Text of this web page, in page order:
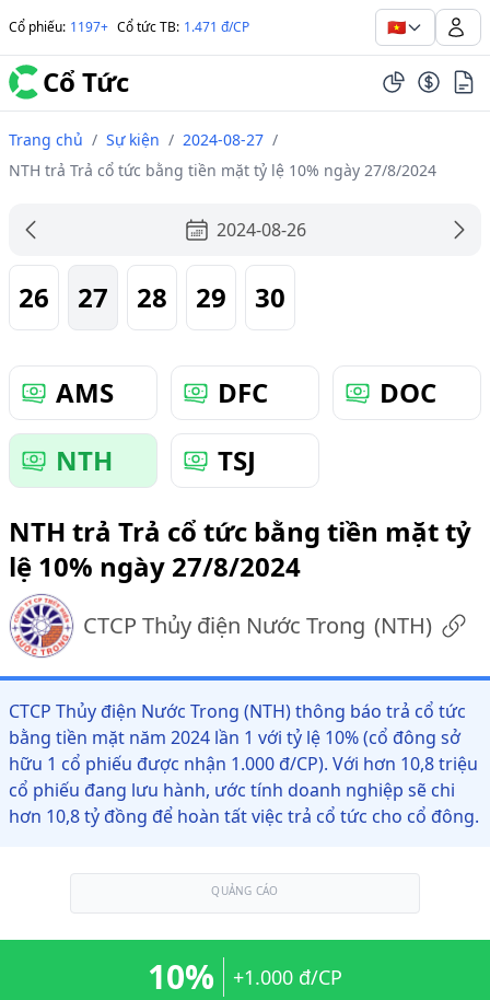
Cổ phiếu: 1197+ Cổ tức TB: 1.471 đ/CP 🇻🇳
Cổ Tức
Trang chủ / Sự kiện / 2024-08-27 /
NTH trả Trả cổ tức bằng tiền mặt tỷ lệ 10% ngày 27/8/2024
2024-08-26
26 27 28 29 30
AMS DFC
DOC
NTH
TSJ
NTH trả Trả cổ tức bằng tiền mặt tỷ
lệ 10% ngày 27/8/2024
CTCP Thủy điện Nước Trong (NTH)
CTCP Thủy điện Nước Trong (NTH) thông báo trả cổ tức
bằng tiền mặt năm 2024 lần 1 với tỷ lệ 10% (cổ đông sở
hữu 1 cổ phiếu được nhận 1.000 đ/CP). Với hơn 10,8 triệu
cổ phiếu đang lưu hành, ước tính doanh nghiệp sẽ chi
hơn 10,8 tỷ đồng để hoàn tất việc trả cổ tức cho cổ đông.
QUẢNG CÁO
10% +1.000 đ/CP